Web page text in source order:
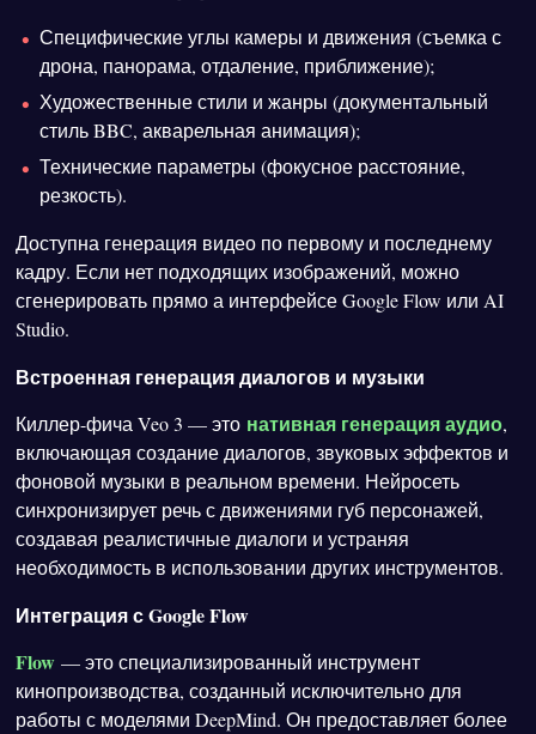
Специфические углы камеры и движения (съемка с
дрона, панорама, отдаление, приближение);
Художественные стили и жанры (документальный
стиль BBC, акварельная анимация);
Технические параметры (фокусное расстояние,
резкость).
Доступна генерация видео по первому и последнему
кадру. Если нет подходящих изображений, можно
сгенерировать прямо а интерфейсе Google Flow или AI
Studio.
Встроенная генерация диалогов и музыки
Киллер-фича Veo 3 — это нативная генерация аудио,
включающая создание диалогов, звуковых эффектов и
фоновой музыки в реальном времени. Нейросеть
синхронизирует речь с движениями губ персонажей,
создавая реалистичные диалоги и устраняя
необходимость в использовании других инструментов.
Интеграция с Google Flow
Flow — это специализированный инструмент
кинопроизводства, созданный исключительно для
работы с моделями DeepMind. Он предоставляет более